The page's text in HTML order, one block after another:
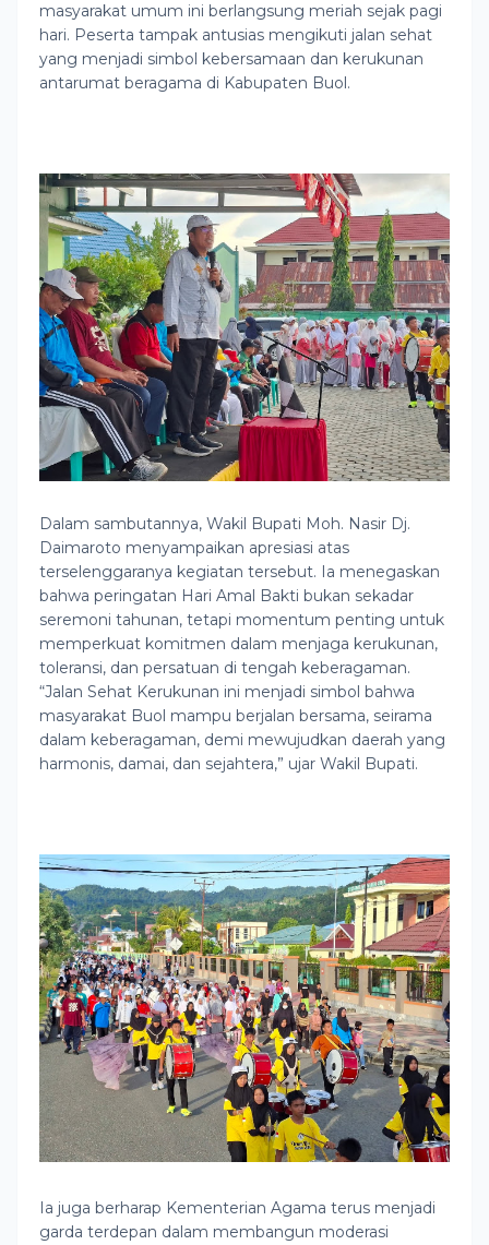
masyarakat umum ini berlangsung meriah sejak pagi
hari. Peserta tampak antusias mengikuti jalan sehat
yang menjadi simbol kebersamaan dan kerukunan
antarumat beragama di Kabupaten Buol.
Dalam sambutannya, Wakil Bupati Moh. Nasir Dj.
Daimaroto menyampaikan apresiasi atas
terselenggaranya kegiatan tersebut. Ia menegaskan
bahwa peringatan Hari Amal Bakti bukan sekadar
seremoni tahunan, tetapi momentum penting untuk
memperkuat komitmen dalam menjaga kerukunan,
toleransi, dan persatuan di tengah keberagaman.
“Jalan Sehat Kerukunan ini menjadi simbol bahwa
masyarakat Buol mampu berjalan bersama, seirama
dalam keberagaman, demi mewujudkan daerah yang
harmonis, damai, dan sejahtera,” ujar Wakil Bupati.
Ia juga berharap Kementerian Agama terus menjadi
garda terdepan dalam membangun moderasi